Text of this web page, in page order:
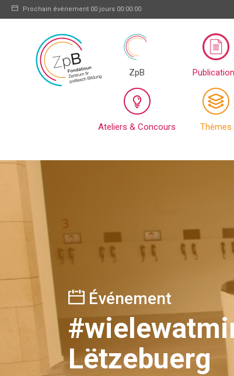
Prochain événement 00 jours 00:00:00
ZpB
Ateliers & Concours Thèmes
Événement
Lëtzebuerg